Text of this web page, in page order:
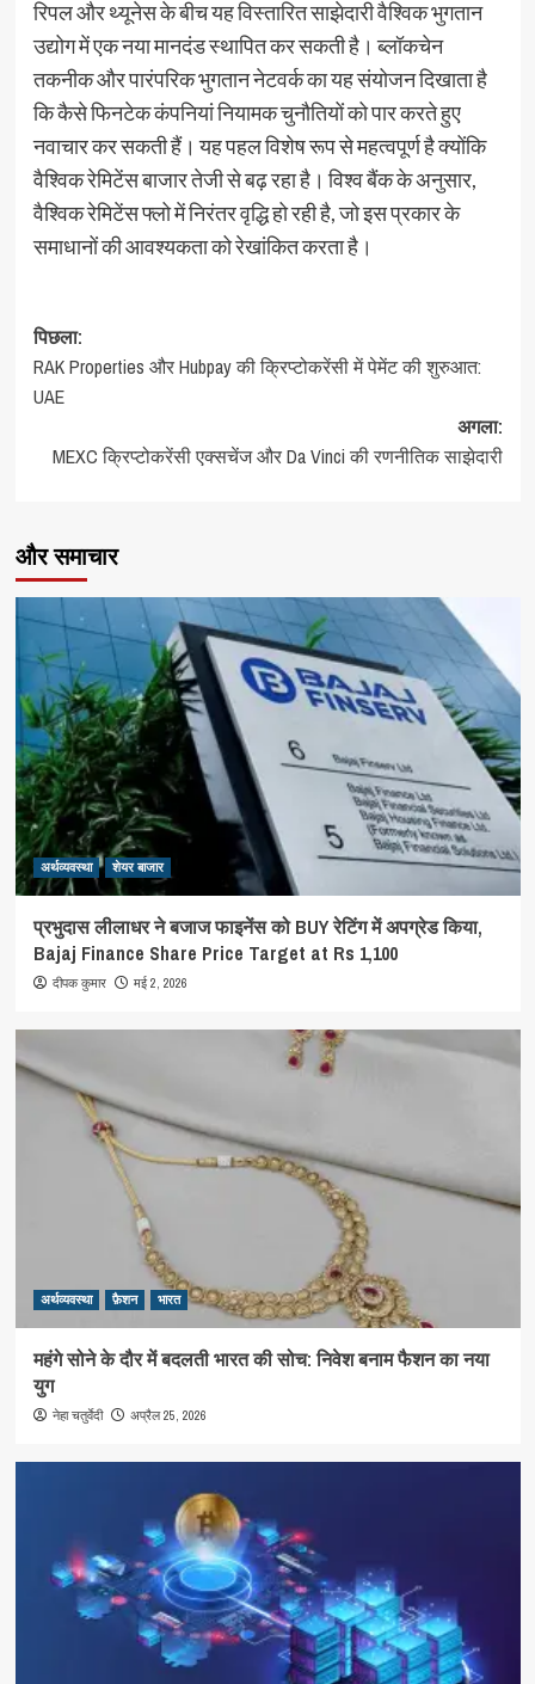
रिपल और थ्यूनेस के बीच यह विस्तारित साझेदारी वैश्विक भुगतान
उद्योग में एक नया मानदंड स्थापित कर सकती है। ब्लॉकचेन
तकनीक और पारंपरिक भुगतान नेटवर्क का यह संयोजन दिखाता है
कि कैसे फिनटेक कंपनियां नियामक चुनौतियों को पार करते हुए
नवाचार कर सकती हैं। यह पहल विशेष रूप से महत्वपूर्ण है क्योंकि
वैश्विक रेमिटेंस बाजार तेजी से बढ़ रहा है। विश्व बैंक के अनुसार,
वैश्विक रेमिटेंस फ्लो में निरंतर वृद्धि हो रही है, जो इस प्रकार के
समाधानों की आवश्यकता को रेखांकित करता है।
पोस्ट
नेविगेशन
पिछला:
RAK Properties और Hubpay की क्रिप्टोकरेंसी में पेमेंट की शुरुआत:
UAE
अगला:
MEXC क्रिप्टोकरेंसी एक्सचेंज और Da Vinci की रणनीतिक साझेदारी
और समाचार
अर्थव्यवस्था शेयर बाजार
प्रभुदास लीलाधर ने बजाज फाइनेंस को BUY रेटिंग में अपग्रेड किया,
Bajaj Finance Share Price Target at Rs 1,100
दीपक कुमार मई 2, 2026
अर्थव्यवस्था फ़ैशन भारत
महंगे सोने के दौर में बदलती भारत की सोच: निवेश बनाम फैशन का नया
युग
नेहा चतुर्वेदी अप्रैल 25, 2026